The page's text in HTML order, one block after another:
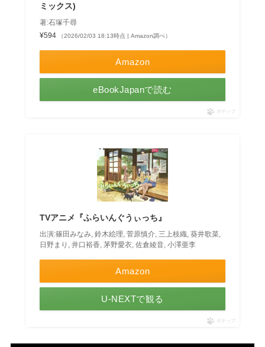
ミックス)
著:石塚千尋
¥594
（2026/02/03 18:13時点 | Amazon調べ）
Amazon
eBookJapanで読む
ポチップ
TVアニメ『ふらいんぐうぃっち』
出演:篠田みなみ, 鈴木絵理, 菅原慎介, 三上枝織, 葵井歌菜,
日野まり, 井口裕香, 茅野愛衣, 佐倉綾音, 小澤亜李
Amazon
U-NEXTで観る
ポチップ